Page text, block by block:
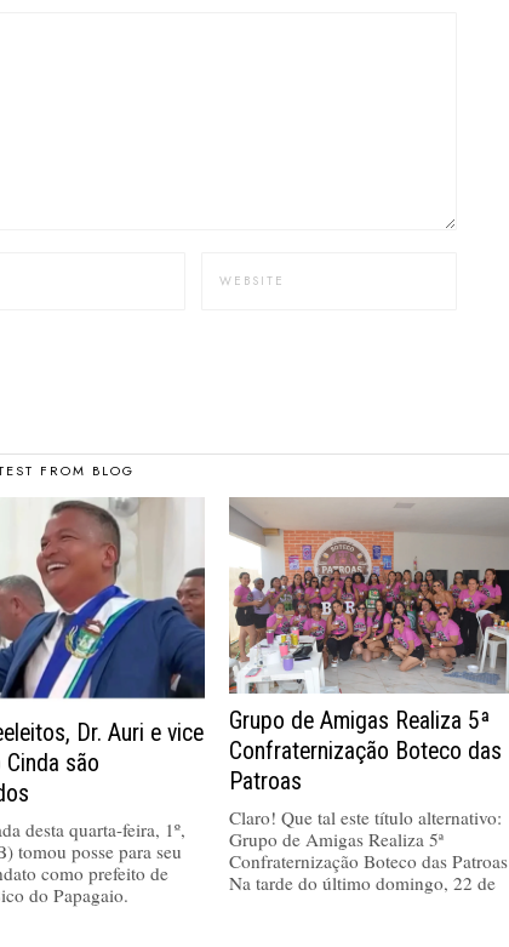
FROM BLOG
Dr. Auri e vice
são
desta quarta-feira, 1º,
tomou posse para seu
como prefeito de
do Papagaio.
Grupo de Amigas Realiza 5ª
Confraternização Boteco das
Patroas
Claro! Que tal este título alternativo:
Grupo de Amigas Realiza 5ª
Confraternização Boteco das Patroas
Na tarde do último domingo, 22 de